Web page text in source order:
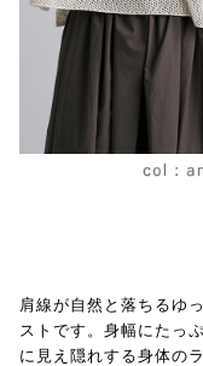
肩線が自然と落ちるゆ
ストです。身幅にたっ
に見え隠れする身体の